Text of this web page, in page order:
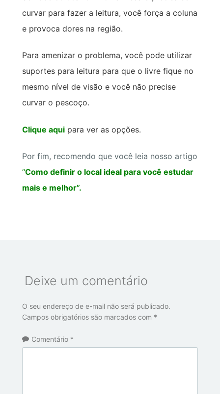
curvar para fazer a leitura, você força a coluna
e provoca dores na região.
Para amenizar o problema, você pode utilizar
suportes para leitura para que o livre fique no
mesmo nível de visão e você não precise
curvar o pescoço.
Clique aquipara ver as opções.
Por fim, recomendo que você leia nosso artigo
“Como definir o local ideal para você estudar
mais e melhor”.
Deixe um comentário
O seu endereço de e-mail não será publicado.
Campos obrigatórios são marcados com *
Comentário *